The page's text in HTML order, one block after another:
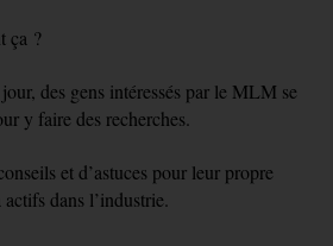
ça ?
des gens intéressés par le MLM se
y faire des recherches.
et d’astuces pour leur propre
dans l’industrie.